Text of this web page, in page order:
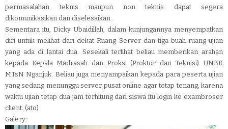
permasalahan teknis maupun non teknis dapat segera
dikomunikasikan dan diselesaikan.
Sementara itu, Dicky Ubaidillah, dalam kunjungannya menyempatkan
diri untuk melihat dari dekat Ruang Server dan tiga buah ruang ujian
yang ada di lantai dua. Sesekali terlihat beliau memberikan arahan
kepada Kepala Madrasah dan Proksi (Proktor dan Teknisi) UNBK
MTsN Nganjuk. Beliau juga menyampaikan kepada para peserta ujian
yang sedang menunggu server pusat online agar tetap tenang, karena
waktu ujian tetap dua jam terhitung dari siswa itu login ke exambroser
client. (ato)
Galery: